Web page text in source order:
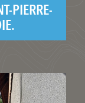
PIERRE-